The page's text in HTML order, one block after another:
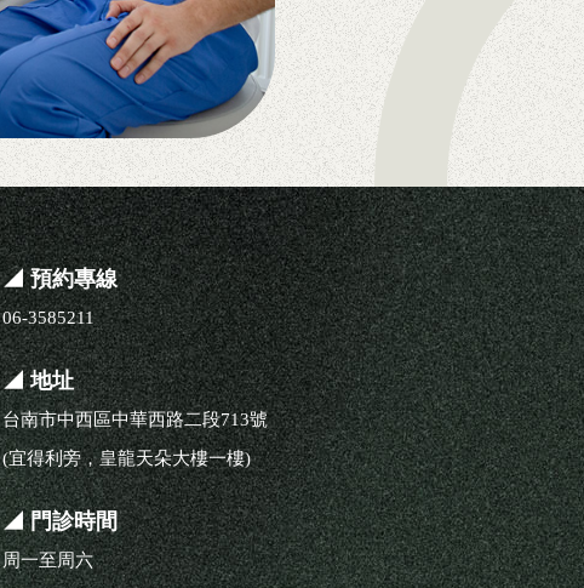
◢ 預約專線
06-3585211
◢ 地址
台南市中西區中華西路二段713號
(宜得利旁，皇龍天朵大樓一樓)
◢ 門診時間
周一至周六